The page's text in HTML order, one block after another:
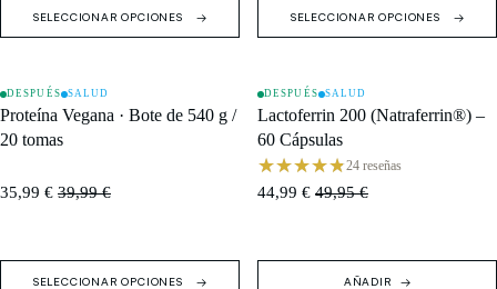
SELECCIONAR OPCIONES SELECCIONAR OPCIONES
OFERTA
DESPUÉS SALUD
Proteína Vegana · Bote de 540 g /
20 tomas
35,99 € 39,99 €
SELECCIONAR OPCIONES
OFERTA
DESPUÉS SALUD
Lactoferrin 200 (Natraferrin®) –
60 Cápsulas
24 reseñas
44,99 € 49,95 €
AÑADIR